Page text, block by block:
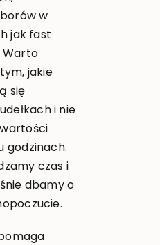
w
jak fast
Warto
jakie
się
i nie
godzinach.
czas i
dbamy o